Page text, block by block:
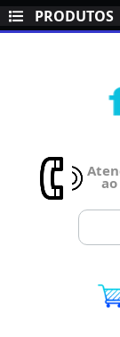
PRODUTOS